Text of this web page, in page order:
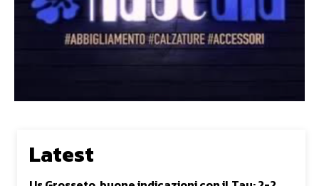
Latest